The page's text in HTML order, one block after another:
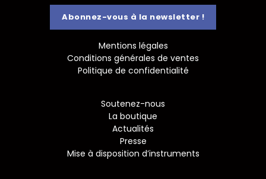
Abonnez-vous à la newsletter !
Mentions légales
Conditions générales de ventes
Politique de confidentialité
Soutenez-nous
La boutique
Actualités
Presse
Mise à disposition d’instruments